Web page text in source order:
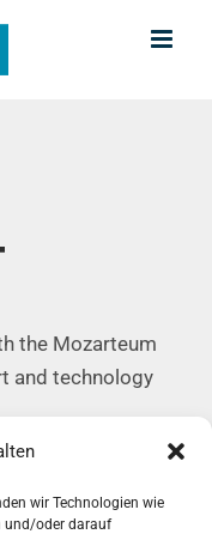
wir Technologien wie
und/oder darauf
the Mozarteum
and technology